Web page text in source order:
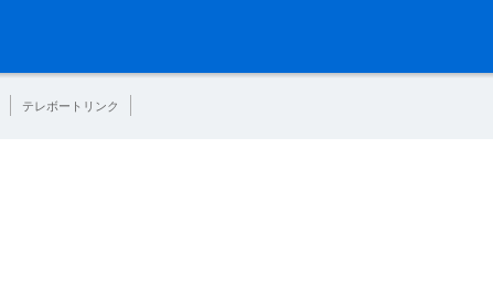
テレボートリンク